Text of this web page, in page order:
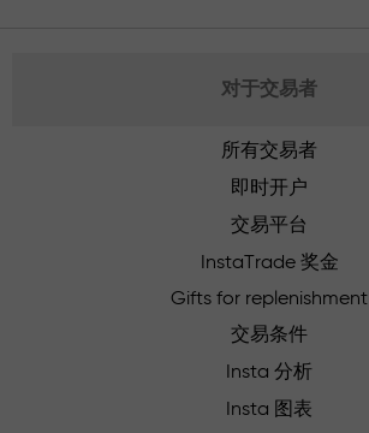
对于交易者
所有交易者
即时开户
交易平台
InstaTrade 奖金
Gifts for replenishment
交易条件
Insta 分析
Insta 图表